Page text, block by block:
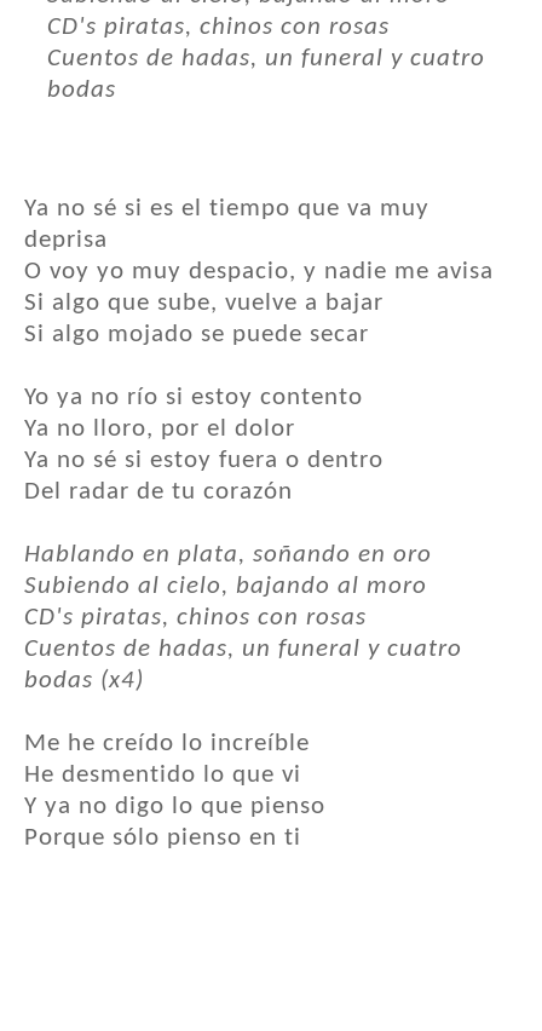
CD's piratas, chinos con rosas
Cuentos de hadas, un funeral y cuatro
bodas
Ya no sé si es el tiempo que va muy
deprisa
O voy yo muy despacio, y nadie me avisa
Si algo que sube, vuelve a bajar
Si algo mojado se puede secar
Yo ya no río si estoy contento
Ya no lloro, por el dolor
Ya no sé si estoy fuera o dentro
Del radar de tu corazón
Hablando en plata, soñando en oro
Subiendo al cielo, bajando al moro
CD's piratas, chinos con rosas
Cuentos de hadas, un funeral y cuatro
bodas (x4)
Me he creído lo increíble
He desmentido lo que vi
Y ya no digo lo que pienso
Porque sólo pienso en ti